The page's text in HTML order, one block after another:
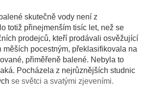
skutečně vody není z
totiž přinejmenším tisíc let, než se
prodejců, kteří prodávali osvěžující
měších pocestným, překlasifikovala na
přiměřeně balené. Nebyla to
Pocházela z nejrůznějších studnic
se světci a svatými zjeveními.